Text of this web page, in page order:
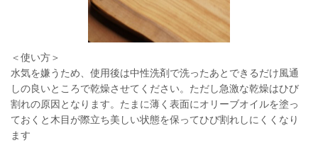
＜使い方＞
水気を嫌うため、使用後は中性洗剤で洗ったあとできるだけ風通
しの良いところで乾燥させてください。ただし急激な乾燥はひび
割れの原因となります。たまに薄く表面にオリーブオイルを塗っ
ておくと木目が際立ち美しい状態を保ってひび割れしにくくなり
ます